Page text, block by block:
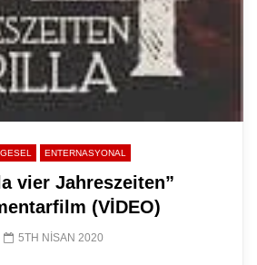
ENTERNASYONAL
vier Jahreszeiten”
(VİDEO)
5TH NISAN 2020